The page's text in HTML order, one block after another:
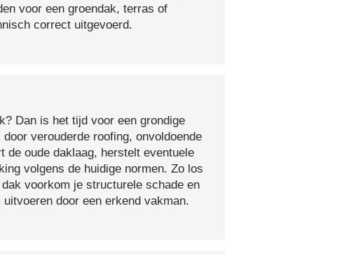
voor een groendak, terras of
correct uitgevoerd.
Dan is het tijd voor een grondige
verouderde roofing, onvoldoende
de oude daklaag, herstelt eventuele
volgens de huidige normen. Zo los
voorkom je structurele schade en
door een erkend vakman.